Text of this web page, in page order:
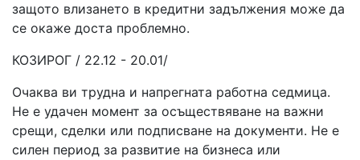
защото влизането в кредитни задължения може да
се окаже доста проблемно.
КОЗИРОГ / 22.12 - 20.01/
Очаква ви трудна и напрегната работна седмица.
Не е удачен момент за осъществяване на важни
срещи, сделки или подписване на документи. Не е
силен период за развитие на бизнеса или